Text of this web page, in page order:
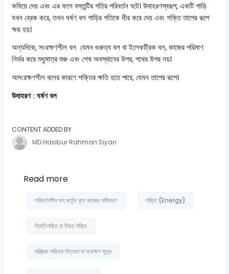
কমিয়ে দেয় এবং এর ফলে বস্তুটির গতির পরিবর্তন ঘটে। উদাহরণস্বরূপ, একটি গাড়ি
যখন ব্রেক করে, তখন ঘর্ষণ বল গাড়ির গতিকে ধীর করে দেয় এবং শক্তি তাপের রূপে
ক্ষয় হয়।
অন্যদিকে, সংরক্ষণশীল বল যেমন গুরুত্ব বল বা ইলেকট্রিক বল, কাজের পরিমাণ
নির্ভর করে শুধুমাত্র শুরু এবং শেষ অবস্থানের উপর, পথের উপর নয়।
অসংরক্ষণশীল বলের কারণে শক্তির ক্ষতি হতে পারে, যেমন তাপের রূপে।
উদাহরণ : ঘর্ষণ বল
CONTENT ADDED BY
MD.Hasibur Rahman Siyan
Read more
পরিবর্তনশীল বল কর্তৃক কৃত কাজের সমীকরণ শক্তি (Energy)
স্থিতিশক্তি বা বিভব শক্তি
যান্ত্রিক শক্তির নিত্যতা বা সংরক্ষণ সূত্র